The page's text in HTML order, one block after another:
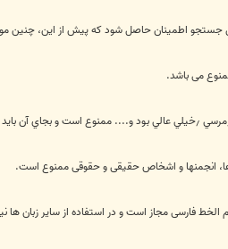
جستجو اطمینان حاصل شود که پیش از این، چنین
می باشد.
ها، انجمنها و اشخاص حقیقی و حقوقی ممنوع است.
الخط فارسی مجاز است و در استفاده از سایر زبان